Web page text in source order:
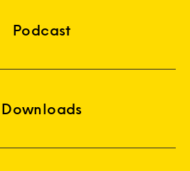
Podcast
Downloads